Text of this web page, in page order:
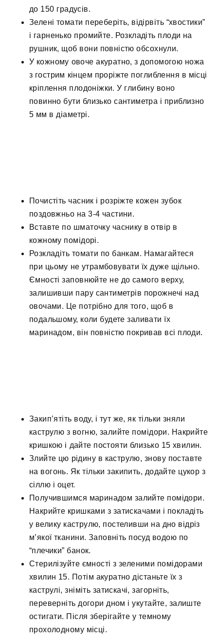
до 150 градусів.
Зелені томати переберіть, відірвіть “хвостики”
і гарненько промийте. Розкладіть плоди на
рушник, щоб вони повністю обсохнули.
У кожному овоче акуратно, з допомогою ножа
з гострим кінцем проріжте поглиблення в місці
кріплення плодоніжки. У глибину воно
повинно бути близько сантиметра і приблизно
5 мм в діаметрі.
Почистіть часник і розріжте кожен зубок
поздовжньо на 3-4 частини.
Вставте по шматочку часнику в отвір в
кожному помідорі.
Розкладіть томати по банкам. Намагайтеся
при цьому не утрамбовувати їх дуже щільно.
Ємності заповнюйте не до самого верху,
залишивши пару сантиметрів порожнечі над
овочами. Це потрібно для того, щоб в
подальшому, коли будете заливати їх
маринадом, він повністю покривав всі плоди.
Закип’ятіть воду, і тут же, як тільки зняли
каструлю з вогню, залийте помідори. Накрийте
кришкою і дайте постояти близько 15 хвилин.
Злийте цю рідину в каструлю, знову поставте
на вогонь. Як тільки закипить, додайте цукор з
сіллю і оцет.
Получившимся маринадом залийте помідори.
Накрийте кришками з затискачами і покладіть
у велику каструлю, постеливши на дно відріз
м’якої тканини. Заповніть посуд водою по
“плечики” банок.
Стерилізуйте ємності з зеленими помідорами
хвилин 15. Потім акуратно дістаньте їх з
каструлі, зніміть затискачі, загорніть,
переверніть догори дном і укутайте, залиште
остигати. Після зберігайте у темному
прохолодному місці.